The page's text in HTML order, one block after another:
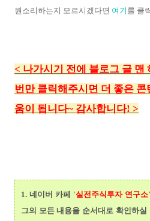
뭔소리하는지 모르시겠다면 여기 를 클
< 나가시기 전에 블로그 글 맨
번만 클릭해주시면 더 좋은
움이 됩니다~ 감사합니다! >
1. 네이버 카페 '실전주식투자 연구
그의 모든 내용을 순서대로 확인하